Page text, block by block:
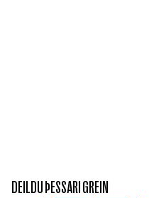
DEILDU ÞESSARI GREIN